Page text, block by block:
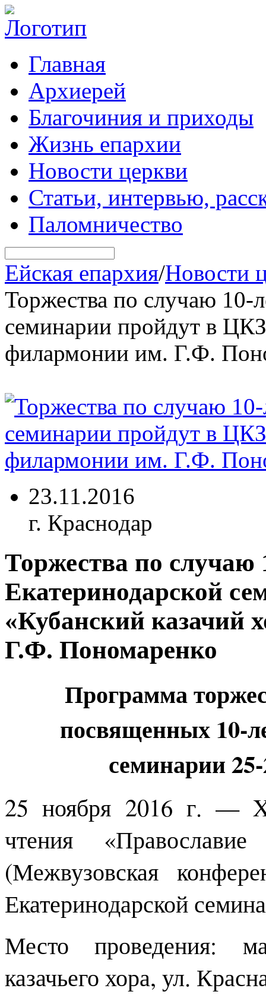
Главная
Архиерей
Благочиния и приходы
Жизнь епархии
Новости церкви
Статьи, интервью,
Паломничество
Ейская епархия/Новости
Торжества по случаю 10-
семинарии пройдут в
филармонии им. Г.Ф.
23.11.2016
г. Краснодар
Торжества по случаю
Екатеринодарской
«Кубанский казачий
Г.Ф. Пономаренко
Программа
посвященных 10-
семинарии
25 ноября 2016 г. — X
чтения
(Межвузовская
Екатеринодарской
Место проведения:
казачьего хора, ул.